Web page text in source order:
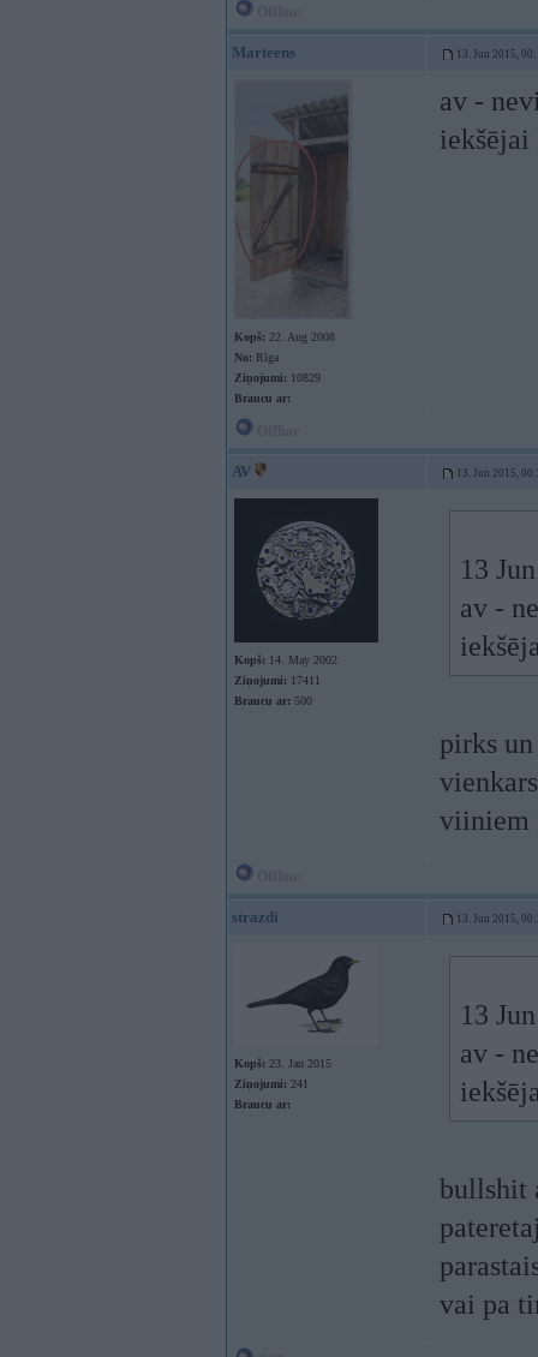
Marteens 13. Jun 2015,
Kopš: 22. Aug 2008
No: Rīga
Ziņojumi: 10829
Braucu ar:
av -
iekšējai
AV 13. Jun 2015,
Kopš: 14. May 2002
Ziņojumi: 17411
Braucu ar: 500
13
av -
pirks
viiniem
strazdi 13. Jun 2015,
Kopš: 23. Jan 2015
Ziņojumi: 241
Braucu ar:
13
av -
bullshit
vai pa